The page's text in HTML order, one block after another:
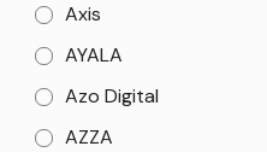
Axis
AYALA
Azo Digital
AZZA